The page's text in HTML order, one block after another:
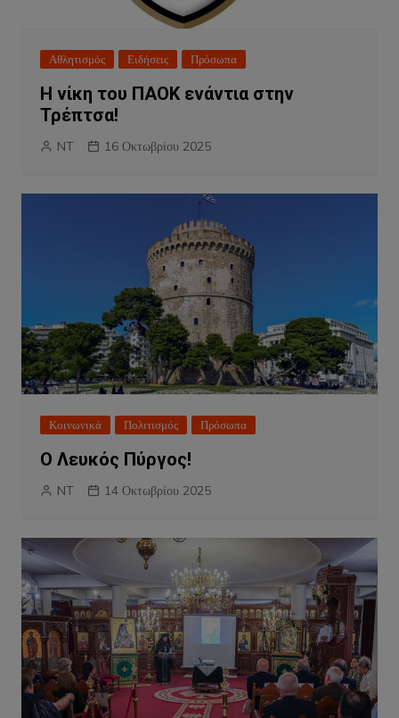
Αθλητισμός Ειδήσεις Πρόσωπα
Η νίκη του ΠΑΟΚ ενάντια στην
Τρέπτσα!
NT 16 Οκτωβρίου 2025
Κοινωνικά Πολιτισμός Πρόσωπα
Ο Λευκός Πύργος!
NT 14 Οκτωβρίου 2025